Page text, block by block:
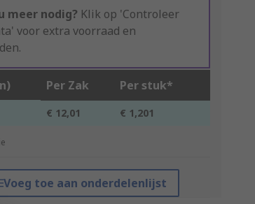
meer nodig? Klik op 'Controleer
voor extra voorraad en
Per Zak Per stuk*
€ 12,01 € 1,201
Voeg toe aan onderdelenlijst